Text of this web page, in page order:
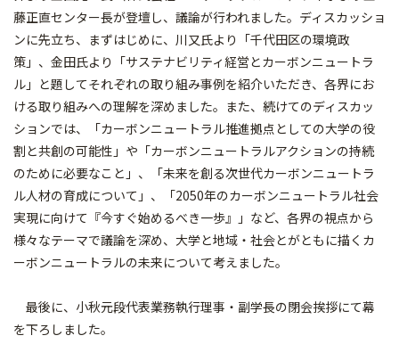
藤正直センター長が登壇し、議論が行われました。ディスカッショ
ンに先立ち、まずはじめに、川又氏より「千代田区の環境政
策」、金田氏より「サステナビリティ経営とカーボンニュートラ
ル」と題してそれぞれの取り組み事例を紹介いただき、各界にお
ける取り組みへの理解を深めました。また、続けてのディスカッ
ションでは、「カーボンニュートラル推進拠点としての大学の役
割と共創の可能性」や「カーボンニュートラルアクションの持続
のために必要なこと」、「未来を創る次世代カーボンニュートラ
ル人材の育成について」、「2050年のカーボンニュートラル社会
実現に向けて『今すぐ始めるべき一歩』」など、各界の視点から
様々なテーマで議論を深め、大学と地域・社会とがともに描くカ
ーボンニュートラルの未来について考えました。
最後に、小秋元段代表業務執行理事・副学長の閉会挨拶にて幕
を下ろしました。